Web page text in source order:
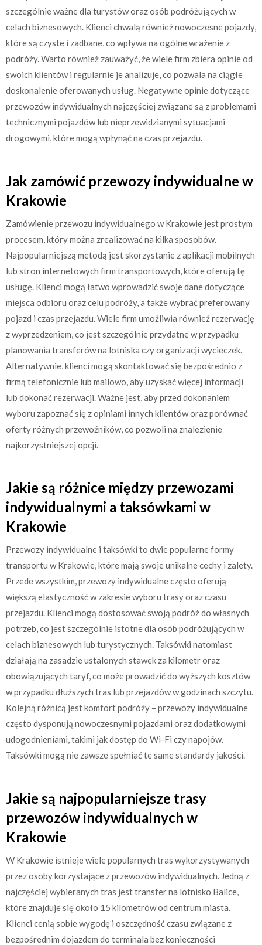
szczególnie ważne dla turystów oraz osób podróżujących w
celach biznesowych. Klienci chwalą również nowoczesne pojazdy,
które są czyste i zadbane, co wpływa na ogólne wrażenie z
podróży. Warto również zauważyć, że wiele firm zbiera opinie od
swoich klientów i regularnie je analizuje, co pozwala na ciągłe
doskonalenie oferowanych usług. Negatywne opinie dotyczące
przewozów indywidualnych najczęściej związane są z problemami
technicznymi pojazdów lub nieprzewidzianymi sytuacjami
drogowymi, które mogą wpłynąć na czas przejazdu.
Jak zamówić przewozy indywidualne w
Krakowie
Zamówienie przewozu indywidualnego w Krakowie jest prostym
procesem, który można zrealizować na kilka sposobów.
Najpopularniejszą metodą jest skorzystanie z aplikacji mobilnych
lub stron internetowych firm transportowych, które oferują tę
usługę. Klienci mogą łatwo wprowadzić swoje dane dotyczące
miejsca odbioru oraz celu podróży, a także wybrać preferowany
pojazd i czas przejazdu. Wiele firm umożliwia również rezerwację
z wyprzedzeniem, co jest szczególnie przydatne w przypadku
planowania transferów na lotniska czy organizacji wycieczek.
Alternatywnie, klienci mogą skontaktować się bezpośrednio z
firmą telefonicznie lub mailowo, aby uzyskać więcej informacji
lub dokonać rezerwacji. Ważne jest, aby przed dokonaniem
wyboru zapoznać się z opiniami innych klientów oraz porównać
oferty różnych przewoźników, co pozwoli na znalezienie
najkorzystniejszej opcji.
Jakie są różnice między przewozami
indywidualnymi a taksówkami w
Krakowie
Przewozy indywidualne i taksówki to dwie popularne formy
transportu w Krakowie, które mają swoje unikalne cechy i zalety.
Przede wszystkim, przewozy indywidualne często oferują
większą elastyczność w zakresie wyboru trasy oraz czasu
przejazdu. Klienci mogą dostosować swoją podróż do własnych
potrzeb, co jest szczególnie istotne dla osób podróżujących w
celach biznesowych lub turystycznych. Taksówki natomiast
działają na zasadzie ustalonych stawek za kilometr oraz
obowiązujących taryf, co może prowadzić do wyższych kosztów
w przypadku dłuższych tras lub przejazdów w godzinach szczytu.
Kolejną różnicą jest komfort podróży – przewozy indywidualne
często dysponują nowoczesnymi pojazdami oraz dodatkowymi
udogodnieniami, takimi jak dostęp do Wi-Fi czy napojów.
Taksówki mogą nie zawsze spełniać te same standardy jakości.
Jakie są najpopularniejsze trasy
przewozów indywidualnych w
Krakowie
W Krakowie istnieje wiele popularnych tras wykorzystywanych
przez osoby korzystające z przewozów indywidualnych. Jedną z
najczęściej wybieranych tras jest transfer na lotnisko Balice,
które znajduje się około 15 kilometrów od centrum miasta.
Klienci cenią sobie wygodę i oszczędność czasu związane z
bezpośrednim dojazdem do terminala bez konieczności